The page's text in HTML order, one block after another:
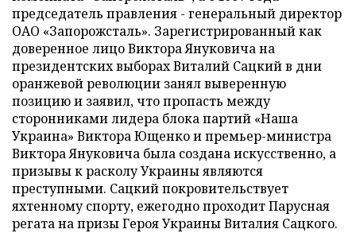
председатель правления - генеральный директор
ОАО «Запорожсталь». Зарегистрированный как
доверенное лицо Виктора Януковича на
президентских выборах Виталий Сацкий в дни
оранжевой революции занял выверенную
позицию и заявил, что пропасть между
сторонниками лидера блока партий «Наша
Украина» Виктора Ющенко и премьер-министра
Виктора Януковича была создана искусственно, а
призывы к расколу Украины являются
преступными. Сацкий покровительствует
яхтенному спорту, ежегодно проходит Парусная
регата на призы Героя Украины Виталия Сацкого.